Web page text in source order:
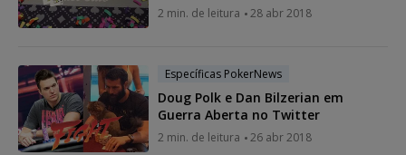
2 min. de leitura 28 abr 2018
Específicas PokerNews
Doug Polk e Dan Bilzerian em
Guerra Aberta no Twitter
2 min. de leitura 26 abr 2018